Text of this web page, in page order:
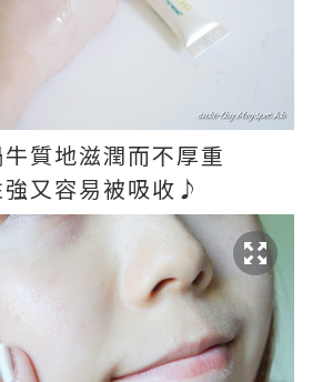
質地滋潤而不厚重
強又容易被吸收♪